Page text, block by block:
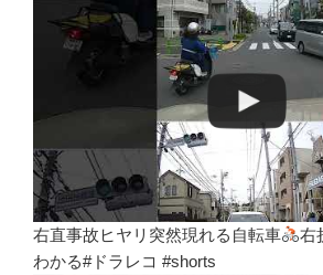
右直事故ヒヤリ突然現れる自転車
右
わかる#ドラレコ #shorts